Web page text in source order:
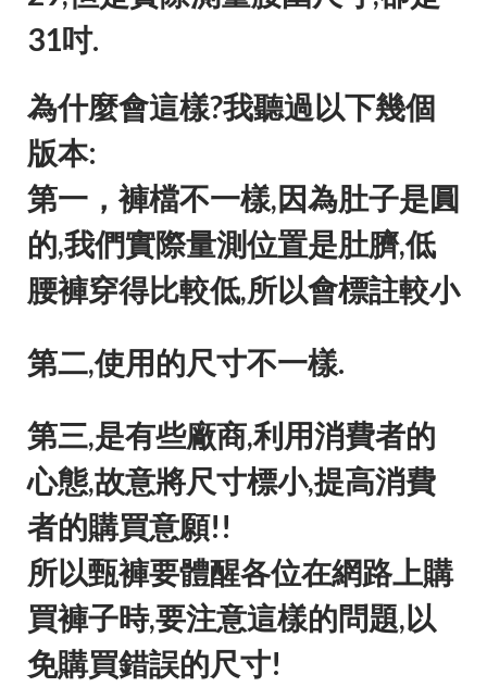
31吋.
為什麼會這樣?我聽過以下幾個
版本:
第一，褲檔不一樣,因為肚子是圓
的,我們實際量測位置是肚臍,低
腰褲穿得比較低,所以會標註較小
第二,使用的尺寸不一樣.
第三,是有些廠商,利用消費者的
心態,故意將尺寸標小,提高消費
者的購買意願!!
所以甄褲要體醒各位在網路上購
買褲子時,要注意這樣的問題,以
免購買錯誤的尺寸!